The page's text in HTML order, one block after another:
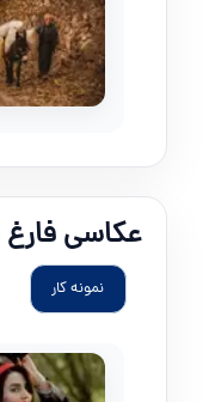
عکاسی فارغ
نمونه کار